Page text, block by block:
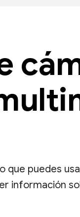
que puedes
información